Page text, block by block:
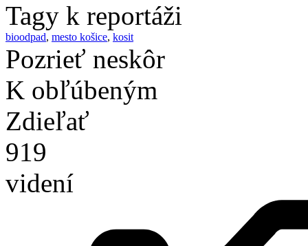
Tagy k reportáži
bioodpad, mesto košice, kosit
Pozrieť neskôr
K obľúbeným
Zdieľať
919
videní